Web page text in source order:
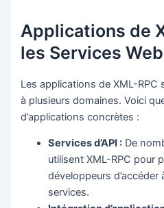
Applications de
les Services Web
Les applications de XML-RPC
à plusieurs domaines. Voici
d’applications concrètes :
Services d’API : De
utilisent XML-RPC pour
développeurs
services.